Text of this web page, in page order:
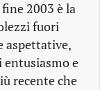
2003 è la
fuori
aspettative,
entusiasmo e
recente che